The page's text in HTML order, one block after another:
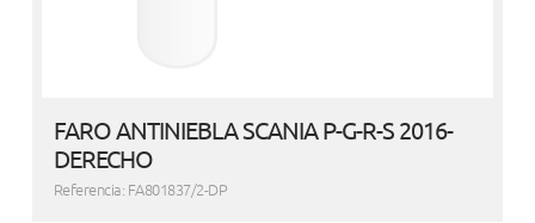
FARO ANTINIEBLA SCANIA P-G-R-S 2016-
DERECHO
Referencia: FA801837/2-DP